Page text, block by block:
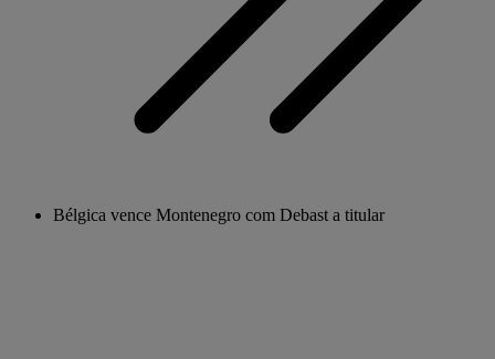
Bélgica vence Montenegro com Debast a titular